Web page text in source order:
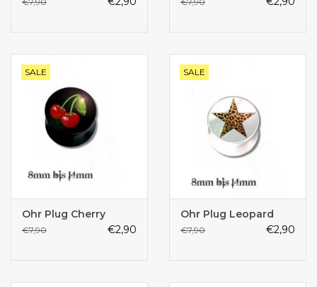
SALE
Ohr Plug Cherry
€7,90 €2,90
SALE
Ohr Plug Leopard
€7,90 €2,90